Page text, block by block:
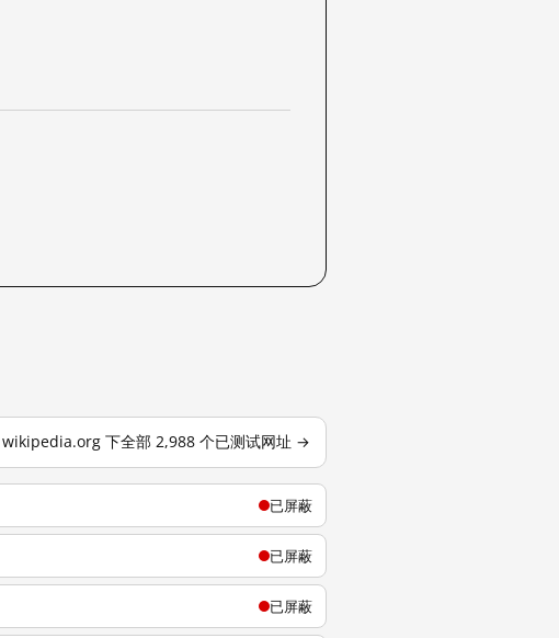
wikipedia.org 下全部 2,988 个已测试网址 →
已屏蔽
已屏蔽
已屏蔽